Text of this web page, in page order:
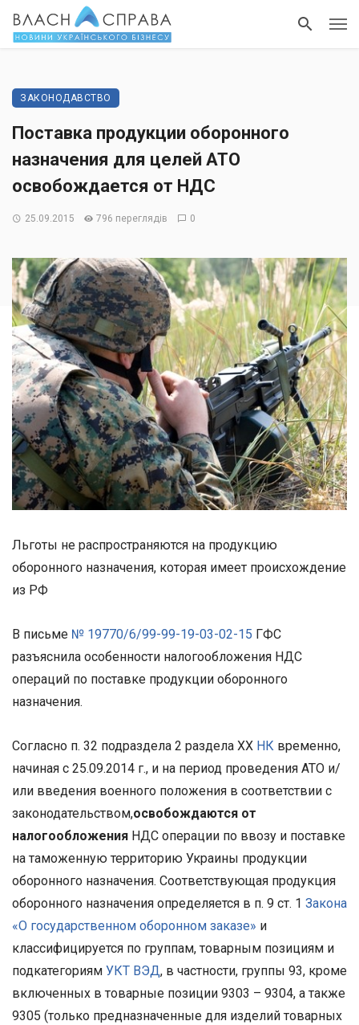
ЗАКОНОДАВСТВО
Поставка продукции оборонного
назначения для целей АТО
освобождается от НДС
25.09.2015 796 переглядів 0
Льготы не распространяются на продукцию
оборонного назначения, которая имеет происхождение
из РФ
В письме № 19770/6/99-99-19-03-02-15 ГФС
разъяснила особенности налогообложения НДС
операций по поставке продукции оборонного
назначения.
Согласно п. 32 подраздела 2 раздела XX НК временно,
начиная с 25.09.2014 г., и на период проведения АТО и/
или введения военного положения в соответствии с
законодательством,освобождаются от
налогообложения НДС операции по ввозу и поставке
на таможенную территорию Украины продукции
оборонного назначения. Соответствующая продукция
оборонного назначения определяется в п. 9 ст. 1 Закона
«О государственном оборонном заказе» и
классифицируется по группам, товарным позициям и
подкатегориям УКТ ВЭД, в частности, группы 93, кроме
включенных в товарные позиции 9303 – 9304, а также
9305 (только предназначенные для изделий товарных